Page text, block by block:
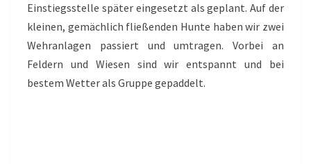
Einstiegsstelle später eingesetzt als geplant. Auf der
kleinen, gemächlich fließenden Hunte haben wir zwei
Wehranlagen passiert und umtragen. Vorbei an
Feldern und Wiesen sind wir entspannt und bei
bestem Wetter als Gruppe gepaddelt.